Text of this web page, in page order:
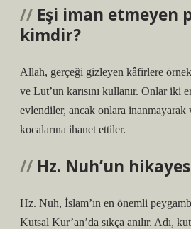
Eşi iman etmeyen
kimdir?
Allah, gerçeği gizleyen kâfirlere örnek
ve Lut’un karısını kullanır. Onlar iki
evlendiler, ancak onlara inanmayarak
kocalarına ihanet ettiler.
Hz. Nuh’un
Hz. Nuh, İslam’ın en önemli
Kutsal Kur’an’da sıkça anılır. Adı,